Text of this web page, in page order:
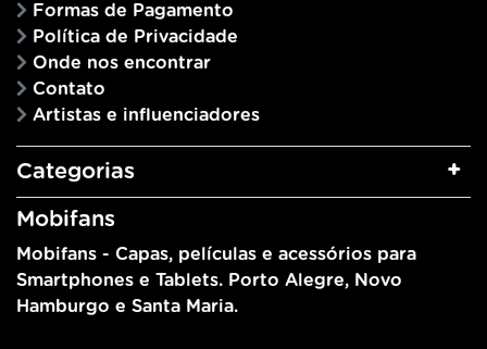
Formas de Pagamento
Política de Privacidade
Onde nos encontrar
Contato
Artistas e influenciadores
Categorias
Mobifans
Mobifans - Capas, películas e acessórios para
Smartphones e Tablets. Porto Alegre, Novo
Hamburgo e Santa Maria.